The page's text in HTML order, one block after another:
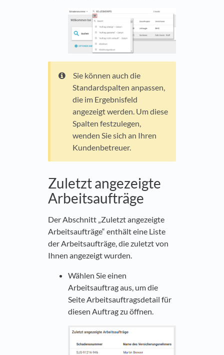
Sie können auch die
Standardspalten anpassen,
die im Ergebnisfeld
angezeigt werden. Um diese
Spalten festzulegen,
wenden Sie sich an Ihren
Kundenbetreuer.
Zuletzt angezeigte
Arbeitsaufträge
Der Abschnitt „Zuletzt angezeigte
Arbeitsaufträge“ enthält eine Liste
der Arbeitsaufträge, die zuletzt von
Ihnen angezeigt wurden.
Wählen Sie einen
Arbeitsauftrag aus, um die
Seite Arbeitsauftragsdetail für
diesen Auftrag zu öffnen.